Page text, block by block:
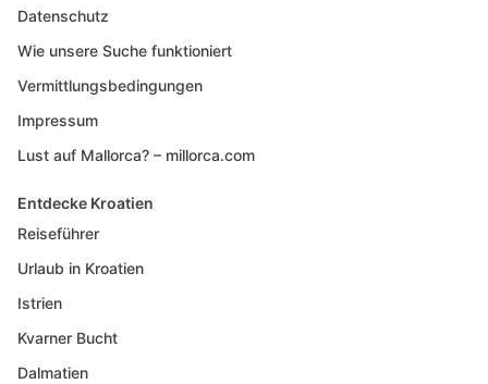
Datenschutz
Wie unsere Suche funktioniert
Vermittlungsbedingungen
Impressum
Lust auf Mallorca? – millorca.com
Entdecke Kroatien
Reiseführer
Urlaub in Kroatien
Istrien
Kvarner Bucht
Dalmatien